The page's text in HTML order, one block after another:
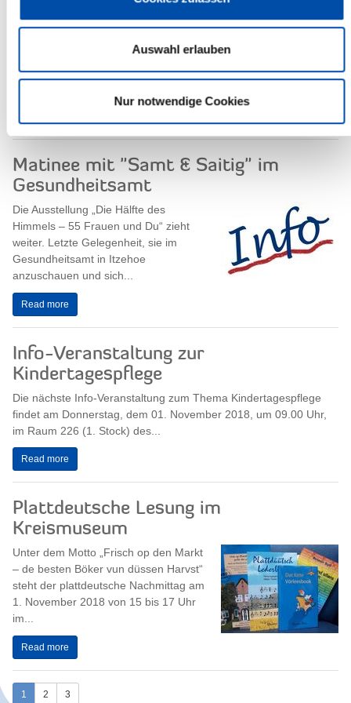
Auswahl erlauben
Nur notwendige Cookies
um 18.00 Uhr, im Kreismuseum
Kreide aus...
Matinee mit "Samt & Saitig" im
Gesundheitsamt
Die Ausstellung „Die Hälfte des
Himmels – 55 Frauen und Du“ zieht
weiter. Letzte Gelegenheit, sie im
Gesundheitsamt in Itzehoe
anzuschauen und sich...
Read more
Info-Veranstaltung zur
Kindertagespflege
Die nächste Info-Veranstaltung zum Thema Kindertagespflege
findet am Donnerstag, dem 01. November 2018, um 09.00 Uhr,
im Raum 226 (1. Stock) des...
Read more
Plattdeutsche Lesung im
Kreismuseum
Unter dem Motto „Frisch op den Markt
– de besten Böker vun düssen Harvst“
steht der plattdeutsche Nachmittag am
1. November 2018 von 15 bis 17 Uhr
im...
Read more
1 2 3